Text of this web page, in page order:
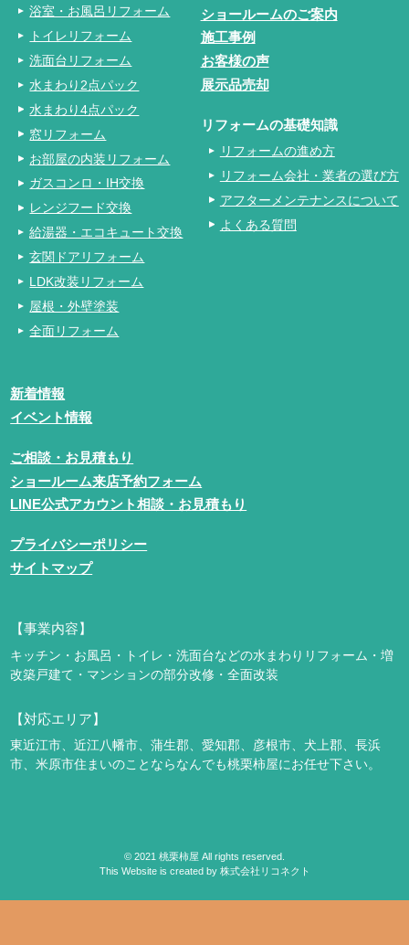
浴室・お風呂リフォーム
トイレリフォーム
洗面台リフォーム
水まわり2点パック
水まわり4点パック
窓リフォーム
お部屋の内装リフォーム
ガスコンロ・IH交換
レンジフード交換
給湯器・エコキュート交換
玄関ドアリフォーム
LDK改装リフォーム
屋根・外壁塗装
全面リフォーム
ショールームのご案内
施工事例
お客様の声
展示品売却
リフォームの基礎知識
リフォームの進め方
リフォーム会社・業者の選び方
アフターメンテナンスについて
よくある質問
新着情報
イベント情報
ご相談・お見積もり
ショールーム来店予約フォーム
LINE公式アカウント相談・お見積もり
プライバシーポリシー
サイトマップ
【事業内容】
キッチン・お風呂・トイレ・洗面台などの水まわりリフォーム・増
改築戸建て・マンションの部分改修・全面改装
【対応エリア】
東近江市、近江八幡市、蒲生郡、愛知郡、彦根市、犬上郡、長浜
市、米原市住まいのことならなんでも桃栗柿屋にお任せ下さい。
© 2021 桃栗柿屋 All rights reserved.
This Website is created by 株式会社リコネクト